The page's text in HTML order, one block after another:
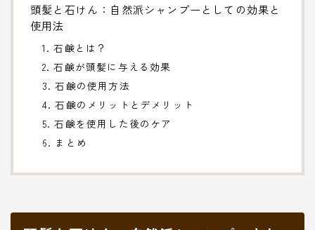
頭髪と石けん：自然派シャンプーとしての効果と
使用法
1. 石鹸とは？
2. 石鹸が頭髪に与える効果
3. 石鹸の使用方法
4. 石鹸のメリットとデメリット
5. 石鹸を使用した後のケア
6. まとめ